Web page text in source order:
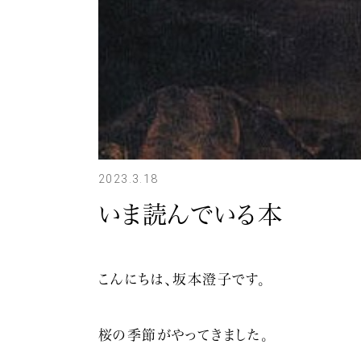
2023.3.18
いま読んでいる本
こんにちは、坂本澄子です。
桜の季節がやってきました。